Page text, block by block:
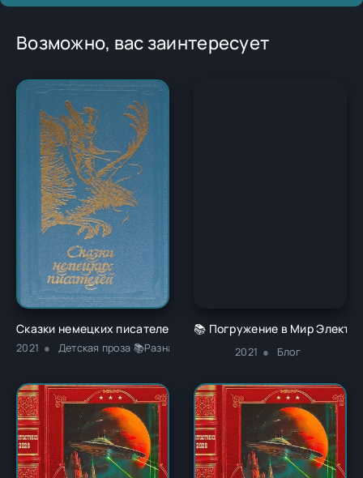
Возможно, вас заинтересует
Сказки немецких писателей - Новалис
2021 Детская проза 📚Разная литература
📚 Погружение в Мир
2021 Блог